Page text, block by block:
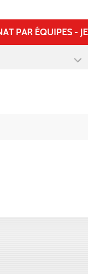
PAR ÉQUIPES -